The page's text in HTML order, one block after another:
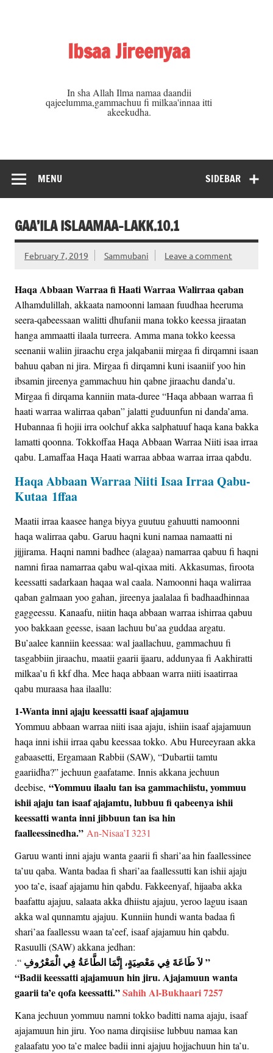
Ibsaa Jireenyaa
In sha Allah Ilma namaa daandii
qajeelumma,gammachuu fi milkaa'innaa itti
akeekudha.
SIDEBAR
MENU
GAA’ILA ISLAAMAA-LAKK.10.1
February 7, 2019 Sammubani Leave a comment
Haqa Abbaan Warraa fi Haati Warraa Walirraa qaban
Alhamdulillah, akkaata namoonni lamaan fuudhaa heeruma
seera-qabeessaan walitti dhufanii mana tokko keessa jiraatan
hanga ammaatti ilaala turreera. Amma mana tokko keessa
seenanii waliin jiraachu erga jalqabanii mirgaa fi dirqamni isaan
bahuu qaban ni jira. Mirgaa fi dirqamni kuni isaaniif yoo hin
ibsamin jireenya gammachuu hin qabne jiraachu danda’u.
Mirgaa fi dirqama kanniin mata-duree “Haqa abbaan warraa fi
haati warraa walirraa qaban” jalatti guduunfun ni danda’ama.
Hubannaa fi hojii irra oolchuf akka salphatuuf haqa kana bakka
lamatti qoonna. Tokkoffaa Haqa Abbaan Warraa Niiti isaa irraa
qabu. Lamaffaa Haqa Haati warraa abbaa warraa irraa qabdu.
Haqa Abbaan Warraa Niiti Isaa Irraa Qabu-
Kutaa 1ffaa
Maatii irraa kaasee hanga biyya guutuu gahuutti namoonni
haqa walirraa qabu. Garuu haqni kuni namaa namaatti ni
jijjirama. Haqni namni badhee (alagaa) namarraa qabuu fi haqni
namni firaa namarraa qabu wal-qixaa miti. Akkasumas, firoota
keessatti sadarkaan haqaa wal caala. Namoonni haqa walirraa
qaban galmaan yoo gahan, jireenya jaalalaa fi badhaadhinnaa
gaggeessu. Kanaafu, niitin haqa abbaan warraa ishirraa qabuu
yoo bakkaan geesse, isaan lachuu bu’aa guddaa argatu.
Bu’aalee kanniin keessaa: wal jaallachuu, gammachuu fi
tasgabbiin jiraachu, maatii gaarii ijaaru, addunyaa fi Aakhiratti
milkaa’u fi kkf dha. Mee haqa abbaan warra niiti isaatirraa
qabu muraasa haa ilaallu:
1-Wanta inni ajaju keessatti isaaf ajajamuu
Yommuu abbaan warraa niiti isaa ajaju, ishiin isaaf ajajamuun
haqa inni ishii irraa qabu keessaa tokko. Abu Hureeyraan akka
gabaasetti, Ergamaan Rabbii (SAW), “Dubartii tamtu
gaariidha?” jechuun gaafatame. Innis akkana jechuun
deebise, “Yommuu ilaalu tan isa gammachiistu, yommuu
ishii ajaju tan isaaf ajajamtu, lubbuu fi qabeenya ishii
keessatti wanta inni jibbuun tan isa hin
faalleessinedha.” An-Nisaa’I 3231
Garuu wanti inni ajaju wanta gaarii fi shari’aa hin faallessinee
ta’uu qaba. Wanta badaa fi shari’aa faallessutti kan ishii ajaju
yoo ta’e, isaaf ajajamu hin qabdu. Fakkeenyaf, hijaaba akka
baafattu ajajuu, salaata akka dhiistu ajajuu, yeroo laguu isaan
akka wal qunnamtu ajajuu. Kunniin hundi wanta badaa fi
shari’aa faallessu waan ta’eef, isaaf ajajamuu hin qabdu.
Rasuulli (SAW) akkana jedhan:
‏”‏ لاَ طَاعَةَ فِي مَعْصِيَةٍ، إِنَّمَا الطَّاعَةُ فِي الْمَعْرُوفِ ‏ “‏‏.‏
“Badii keessatti ajajamuun hin jiru. Ajajamuun wanta
gaarii ta’e qofa keessatti.”Sahih Al-Bukhaari 7257
Kana jechuun yommuu namni tokko baditti nama ajaju, isaaf
ajajamuun hin jiru. Yoo nama dirqisiise lubbuu namaa kan
galaafatu yoo ta’e malee badii inni ajajuu hojjachuun hin ta’u.